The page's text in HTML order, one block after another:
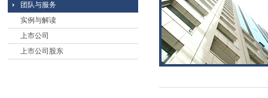
团队与服务
实例与解读
上市公司
上市公司股东